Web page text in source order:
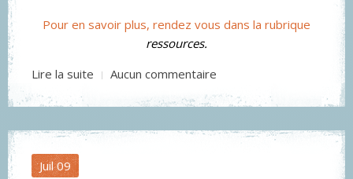
Pour en savoir plus, rendez vous dans la rubrique
ressources.
Lire la suite
Aucun commentaire
Juil 09